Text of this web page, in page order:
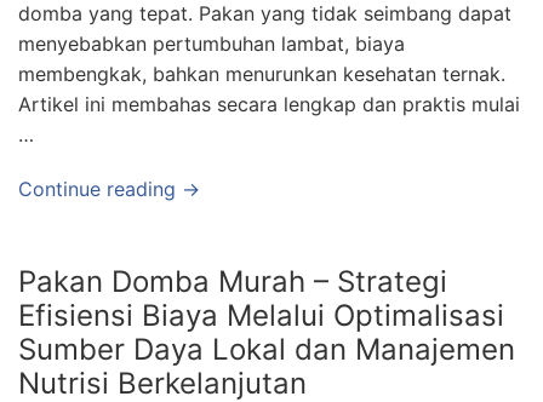
domba yang tepat. Pakan yang tidak seimbang dapat
menyebabkan pertumbuhan lambat, biaya
membengkak, bahkan menurunkan kesehatan ternak.
Artikel ini membahas secara lengkap dan praktis mulai
…
Continue reading →
Pakan Domba Murah – Strategi
Efisiensi Biaya Melalui Optimalisasi
Sumber Daya Lokal dan Manajemen
Nutrisi Berkelanjutan